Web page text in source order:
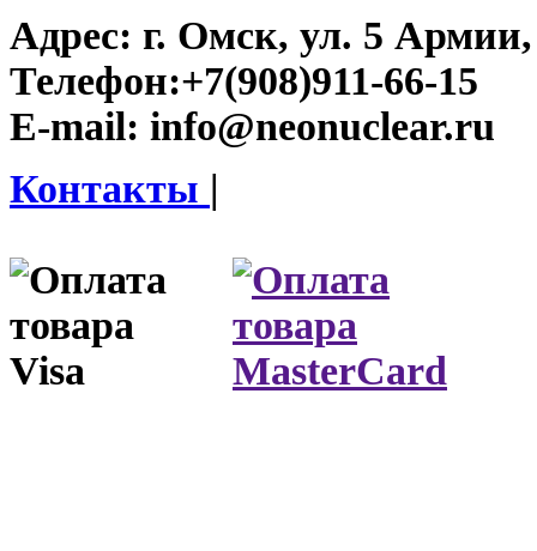
Адрес: г. Омск, ул. 5 Армии,
Телефон:+7(908)911-66-15
E-mail: info@neonuclear.ru
Контакты |